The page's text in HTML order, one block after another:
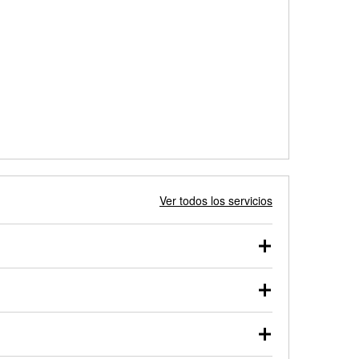
Ver todos los servicios
probarse dentro o fuera del vehículo y cargarse en
de nuestros profesionales te ayudará a encontrar
en el estacionamiento, o desmonta el